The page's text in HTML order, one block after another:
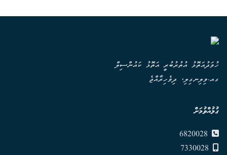
ހުވަދުއަތޮޅު އުތުރުބުރީ އަތޮޅު ކައުންސިލް
ގއ.ވިލިނގިލި، ދިވެހިރާއްޖެ
ގުޅުއްވުމަށް